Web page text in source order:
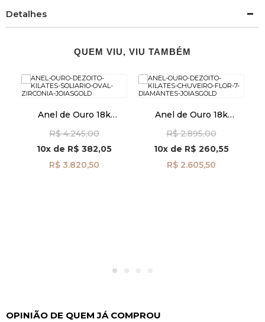
Detalhes
QUEM VIU, VIU TAMBÉM
Anel de Ouro 18k
Zircônia an42005
R$ 4.245,00
10xde R$ 382,05
R$ 3.820,50
Anel de Ouro 18k
Diamantes an41968
R$ 2.895,00
10xde R$ 260,55
R$ 2.605,50
OPINIÃO DE QUEM JÁ COMPROU